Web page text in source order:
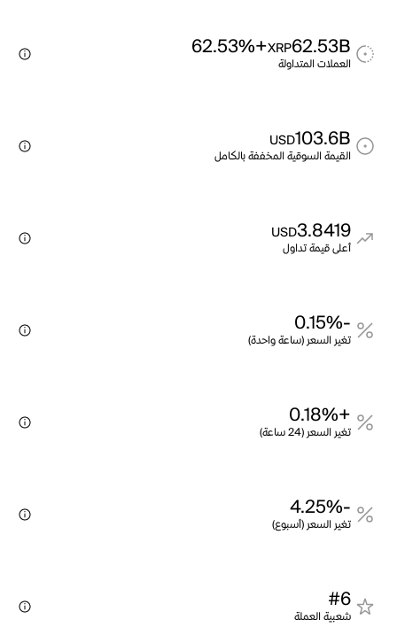
62.53B
XRP
+62.53%
العملات المتداولة
103.6B
USD
القيمة السوقية المخففة بالكامل
3.8419
USD
أعلى قيمة تداول
-0.15%
تغير السعر (ساعة واحدة)
+0.18%
تغير السعر (24 ساعة)
-4.25%
تغير السعر (أسبوع)
#6
شعبية العملة